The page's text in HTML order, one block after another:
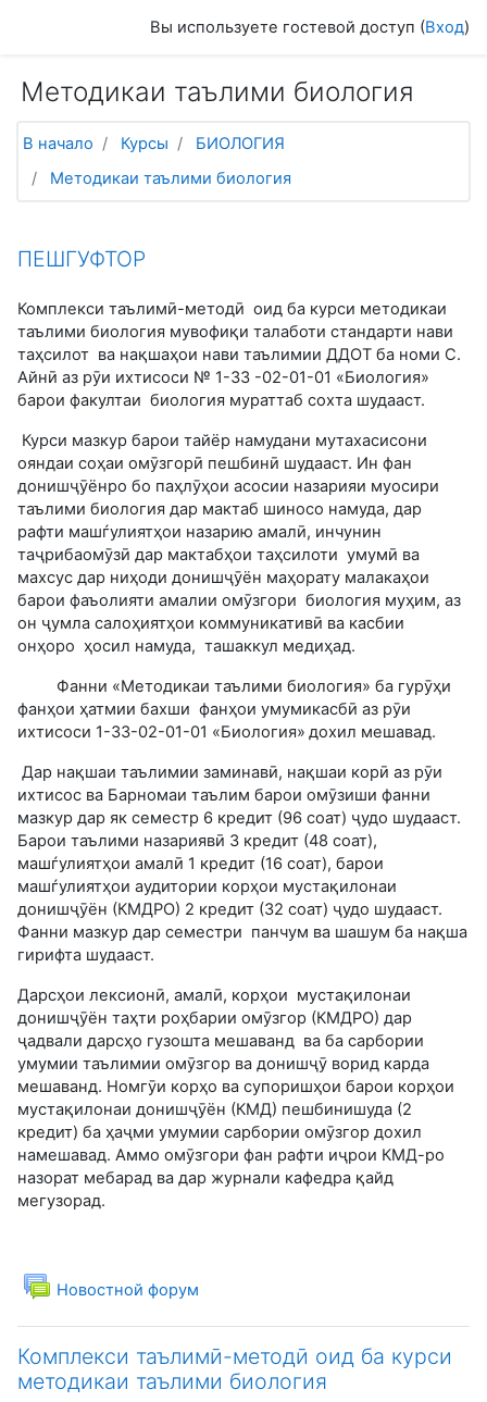
Вы используете гостевой доступ (Вход)
Методикаи таълими биология
В начало Курсы
БИОЛОГИЯ
Методикаи таълими биология
Тематический план
ПЕШГУФТОР
Комплекси таълимӣ-методӣ оид ба курси методикаи
таълими биология мувофиқи талаботи стандарти нави
таҳсилот ва нақшаҳои нави таълимии ДДОТ ба номи С.
Айнӣ аз рӯи ихтисоси № 1-33 -02-01-01 «Биология»
барои факултаи биология мураттаб сохта шудааст.
Курси мазкур барои тайёр намудани мутахасисони
ояндаи соҳаи омӯзгорӣ пешбинӣ шудааст. Ин фан
донишҷӯёнро бо паҳлӯҳои асосии назарияи муосири
таълими биология дар мактаб шиносо намуда, дар
рафти машѓулиятҳои назарию амалӣ, инчунин
таҷрибаомӯзӣ дар мактабҳои таҳсилоти умумӣ ва
махсус дар ниҳоди донишҷӯён маҳорату малакаҳои
барои фаъолияти амалии омӯзгори биология муҳим, аз
он ҷумла салоҳиятҳои коммуникативӣ ва касбии
онҳоро ҳосил намуда, ташаккул медиҳад.
Фанни «Методикаи таълими биология» ба гурӯҳи
фанҳои ҳатмии бахши фанҳои умумикасбӣ аз рӯи
ихтисоси 1-33-02-01-01 «Биология» дохил мешавад.
Дар нақшаи таълимии заминавӣ, нақшаи корӣ аз рӯи
ихтисос ва Барномаи таълим барои омӯзиши фанни
мазкур дар як семестр 6 кредит (96 соат) ҷудо шудааст.
Барои таълими назариявӣ 3 кредит (48 соат),
машѓулиятҳои амалӣ 1 кредит (16 соат), барои
машѓулиятҳои аудитории корҳои мустақилонаи
донишҷӯён (КМДРО) 2 кредит (32 соат) ҷудо шудааст.
Фанни мазкур дар семестри панчум ва шашум ба нақша
гирифта шудааст.
Дарсҳои лексионӣ, амалӣ, корҳои мустақилонаи
донишҷӯён таҳти роҳбарии омӯзгор (КМДРО) дар
ҷадвали дарсҳо гузошта мешаванд ва ба сарбории
умумии таълимии омӯзгор ва донишҷӯ ворид карда
мешаванд. Номгӯи корҳо ва супоришҳои барои корҳои
мустақилонаи донишҷӯён (КМД) пешбинишуда (2
кредит) ба ҳаҷми умумии сарбории омӯзгор дохил
намешавад. Аммо омӯзгори фан рафти иҷрои КМД-ро
назорат мебарад ва дар журнали кафедра қайд
мегузорад.
Новостной форум
Комплекси таълимӣ-методӣ оид ба курси
методикаи таълими биология